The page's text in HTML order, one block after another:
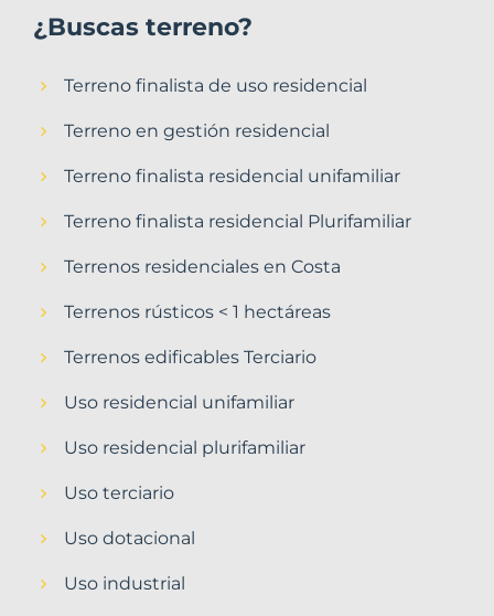
¿Buscas terreno?
Terreno finalista de uso residencial
Terreno en gestión residencial
Terreno finalista residencial unifamiliar
Terreno finalista residencial Plurifamiliar
Terrenos residenciales en Costa
Terrenos rústicos < 1 hectáreas
Terrenos edificables Terciario
Uso residencial unifamiliar
Uso residencial plurifamiliar
Uso terciario
Uso dotacional
Uso industrial